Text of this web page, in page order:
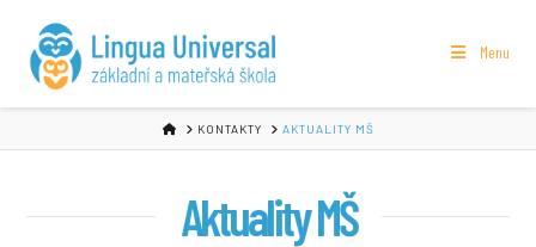
Menu
HOMEKONTAKTY AKTUALITY MŠ
Aktuality MŠ